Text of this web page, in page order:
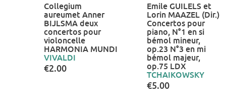
Collegium
aureumet Anner
BIJLSMA deux
concertos pour
violoncelle
HARMONIA MUNDI
VIVALDI
€2.00
Emile GUILELS et
Lorin MAAZEL (Dir.)
Concertos pour
piano, N°1 en si
bémol mineur,
op.23 N°3 en mi
bémol majeur,
op.75 LDX
TCHAIKOWSKY
€5.00